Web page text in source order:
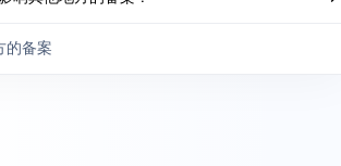
的备案